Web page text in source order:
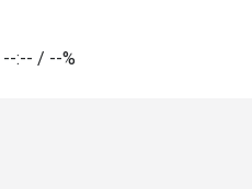
--:-- / --%